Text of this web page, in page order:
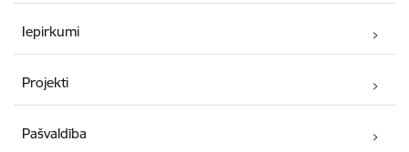
Iepirkumi
Projekti
Pašvaldība